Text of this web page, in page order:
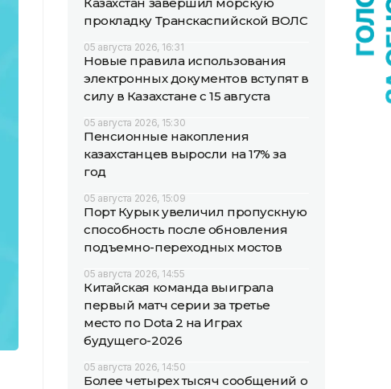
прокладку Транскаспийской ВОЛС
05 августа 2026, 16:31
Новые правила использования
электронных документов вступят в
силу в Казахстане с 15 августа
05 августа 2026, 15:30
Пенсионные накопления
казахстанцев выросли на 17% за
год
05 августа 2026, 15:09
Порт Курык увеличил пропускную
способность после обновления
подъемно-переходных мостов
05 августа 2026, 14:55
Китайская команда выиграла
первый матч серии за третье
место по Dota 2 на Играх
будущего-2026
05 августа 2026, 14:50
Более четырех тысяч сообщений о